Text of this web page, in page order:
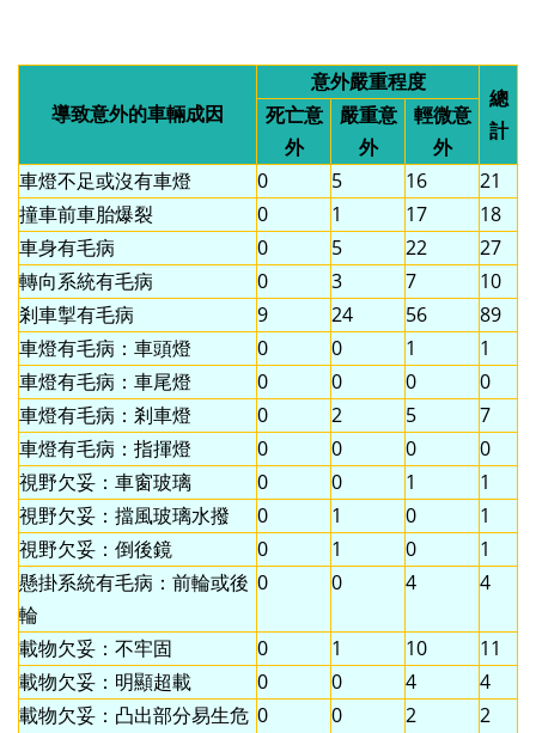
導致意外的車輛成因
意外嚴重程度
總
計
死亡意
外
嚴重意
外
輕微意
外
車燈不足或沒有車燈
0 5 16
21
撞車前車胎爆裂
0 1 17
18
車身有毛病
0 5 22
27
轉向系統有毛病
0 3 7
10
剎車掣有毛病
9 24 56
89
車燈有毛病：車頭燈
0 0 1
1
車燈有毛病：車尾燈
0 0 0
0
車燈有毛病：剎車燈
0 2 5
7
車燈有毛病：指揮燈
0 0 0
0
視野欠妥：車窗玻璃
0 0 1
1
視野欠妥：擋風玻璃水撥
0 1 0
1
視野欠妥：倒後鏡
0 1 0
1
懸掛系統有毛病：前輪或後
輪
0 0 4 4
載物欠妥：不牢固 0 1 10
11
載物欠妥：明顯超載
0 0 4
4
載物欠妥：凸出部分易生危 0 0 2 2